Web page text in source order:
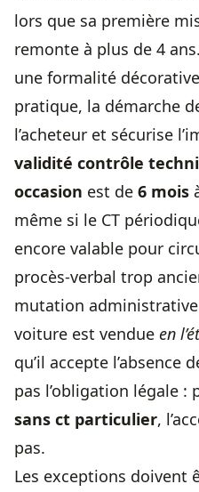
lors que sa première
remonte à plus de 4
une formalité
pratique, la démarche
l’acheteur et sécurise
validité contrôle
occasion est de 6 mois
même si le CT
encore valable pour
procès-verbal trop
mutation
voiture est vendue en
qu’il accepte l’absence
pas l’obligation légale :
sans ct particulier,
pas.
Les exceptions doivent